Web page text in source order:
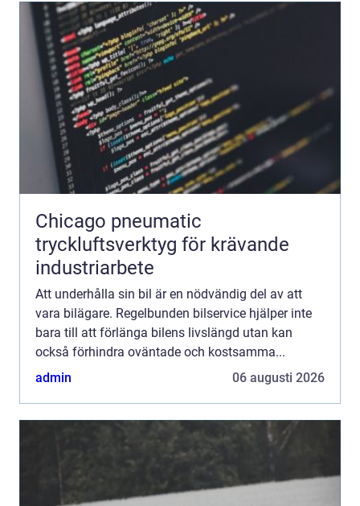
Chicago pneumatic
tryckluftsverktyg för krävande
industriarbete
Att underhålla sin bil är en nödvändig del av att
vara bilägare. Regelbunden bilservice hjälper inte
bara till att förlänga bilens livslängd utan kan
också förhindra oväntade och kostsamma...
admin
06 augusti 2026